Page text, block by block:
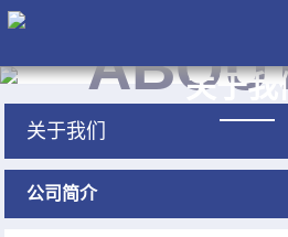
关于我
关于我们
公司简介